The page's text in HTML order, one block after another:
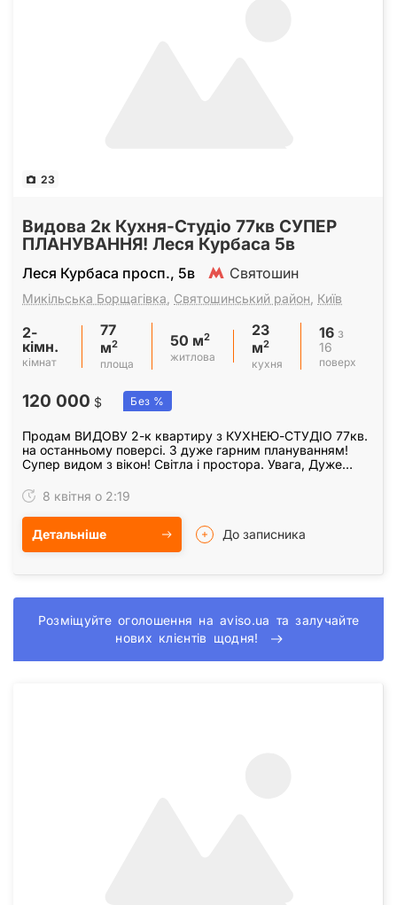
23
Видова 2к Кухня-Студіо 77кв СУПЕР
ПЛАНУВАННЯ! Леся Курбаса 5в
Леся Курбаса просп., 5в Святошин
Микільська Борщагівка Святошинський район Київ
2-
кімн.
кімнат
77
м2
площа
50 м2
житлова
23
м2
кухня
16 з
16
поверх
120 000 $ Без %
Продам ВИДОВУ 2-к квартиру з КУХНЕЮ-СТУДІО 77кв.
на останньому поверсі. З дуже гарним плануванням!
Супер видом з вікон! Світла і простора. Увага, Дуже
8 квітня о 2:19
Детальніше До записника
Розміщуйте оголошення на aviso.ua та залучайте
нових клієнтів щодня!